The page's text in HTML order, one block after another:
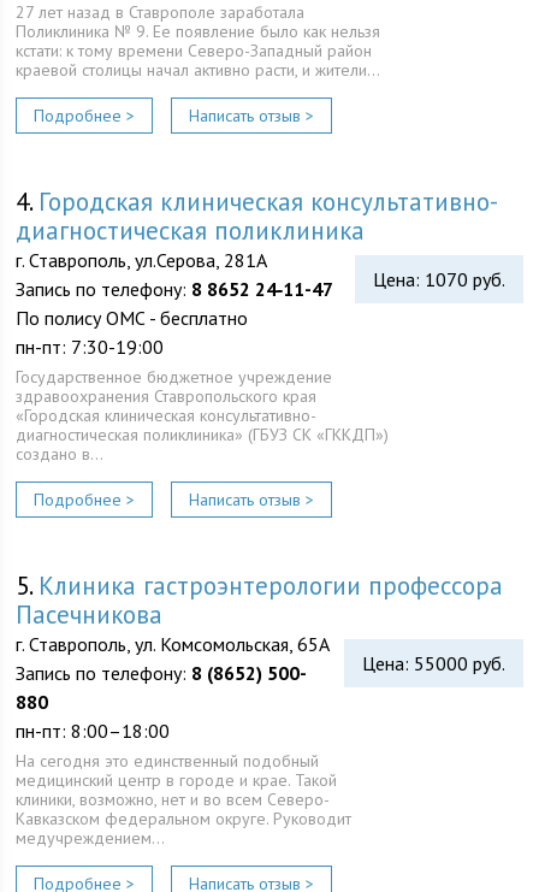
27 лет назад в Ставрополе заработала
Поликлиника № 9. Ее появление было как нельзя
кстати: к тому времени Северо-Западный район
краевой столицы начал активно расти, и жители…
Подробнее > Написать отзыв >
4. Городская клиническая консультативно-
диагностическая поликлиника
Цена: 1070 руб.
г. Ставрополь, ул.Серова, 281А
Запись по телефону: 8 8652 24‑11-47
По полису ОМС - бесплатно
пн-пт: 7:30-19:00
Государственное бюджетное учреждение
здравоохранения Ставропольского края
«Городская клиническая консультативно-
диагностическая поликлиника» (ГБУЗ СК «ГККДП»)
создано в…
Подробнее > Написать отзыв >
5. Клиника гастроэнтерологии профессора
Пасечникова
Цена: 55000 руб.
г. Ставрополь, ул. Комсомольская, 65А
Запись по телефону: 8 (8652) 500-
880
пн-пт: 8:00–18:00
На сегодня это единственный подобный
медицинский центр в городе и крае. Такой
клиники, возможно, нет и во всем Северо-
Кавказском федеральном округе. Руководит
медучреждением…
Подробнее > Написать отзыв >